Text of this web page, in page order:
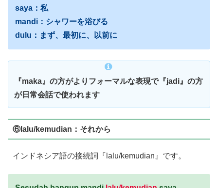
saya：私
mandi：シャワーを浴びる
dulu：まず、最初に、以前に
『maka』の方がよりフォーマルな表現で『jadi』の方
が日常会話で使われます
⑥lalu/kemudian：それから
インドネシア語の接続詞『lalu/kemudian』です。